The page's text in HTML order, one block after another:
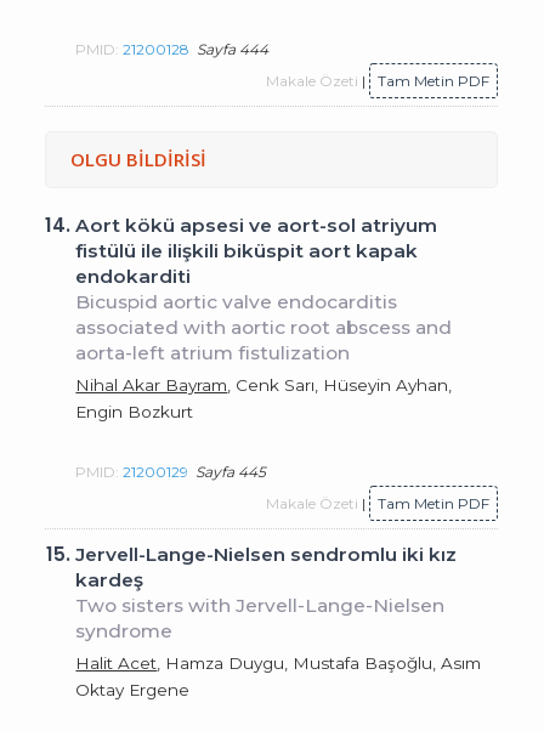
PMID:21200128 Sayfa 444
Makale Özeti | Tam Metin PDF
OLGU BİLDİRİSİ
14.Aort kökü apsesi ve aort-sol atriyum
fistülü ile ilişkili biküspit aort kapak
endokarditi
Bicuspid aortic valve endocarditis
associated with aortic root abscess and
aorta-left atrium fistulization
Nihal Akar Bayram , Cenk Sarı, Hüseyin Ayhan,
Engin Bozkurt
PMID:21200129 Sayfa 445
Makale Özeti | Tam Metin PDF
15.Jervell-Lange-Nielsen sendromlu iki kız
kardeş
Two sisters with Jervell-Lange-Nielsen
syndrome
Halit Acet , Hamza Duygu, Mustafa Başoğlu, Asım
Oktay Ergene